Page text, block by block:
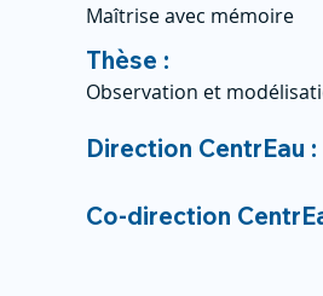
Maîtrise avec mémoire
Thèse :
Observation et
Direction CentrEau :
Co-direction